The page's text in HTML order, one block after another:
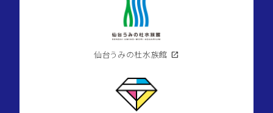
仙台うみの杜水族館 open_in_new